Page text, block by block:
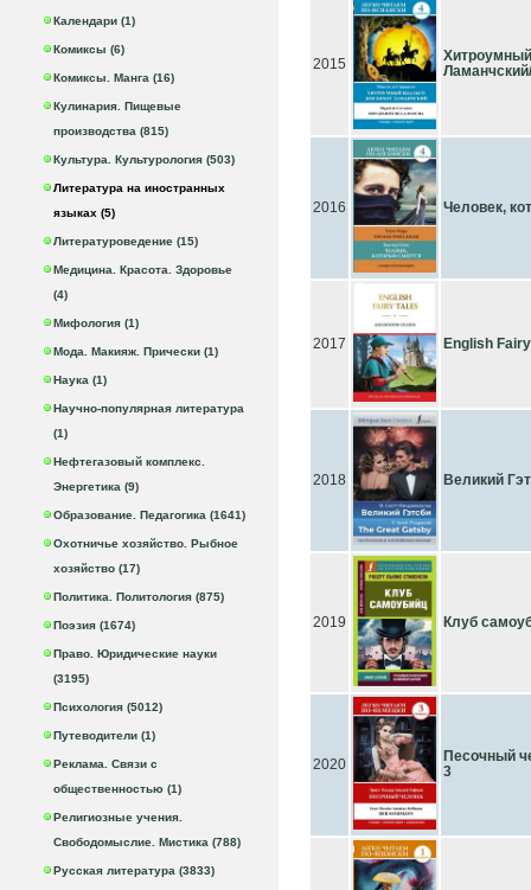
Календари (1)
Комиксы (6)
Комиксы. Манга (16)
Кулинария. Пищевые
производства (815)
Культура. Культурология (503)
Литература на иностранных
языках (5)
Литературоведение (15)
Медицина. Красота. Здоровье
(4)
Мифология (1)
Мода. Макияж. Прически (1)
Наука (1)
Научно-популярная литература
(1)
Нефтегазовый комплекс.
Энергетика (9)
Образование. Педагогика (1641)
Охотничье хозяйство. Рыбное
хозяйство (17)
Политика. Политология (875)
Поэзия (1674)
Право. Юридические науки
(3195)
Психология (5012)
Путеводители (1)
Реклама. Связи с
общественностью (1)
Религиозные учения.
Свободомыслие. Мистика (788)
Русская литература (3833)
2015
2016 Человек,
2017 English
2018 Великий
2019 Клуб
2020
Песочный
3